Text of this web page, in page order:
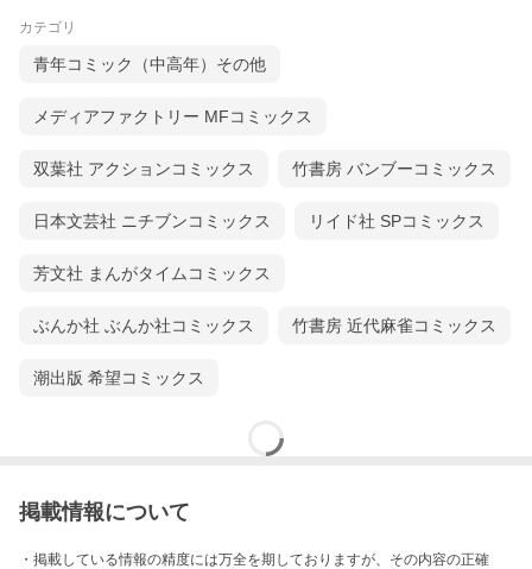
カテゴリ
青年コミック（中高年）その他
メディアファクトリー MFコミックス
双葉社 アクションコミックス 竹書房 バンブーコミックス
日本文芸社 ニチブンコミックス リイド社 SPコミックス
芳文社 まんがタイムコミックス
ぶんか社 ぶんか社コミックス 竹書房 近代麻雀コミックス
潮出版 希望コミックス
掲載情報について
・掲載している情報の精度には万全を期しておりますが、その内容の正確